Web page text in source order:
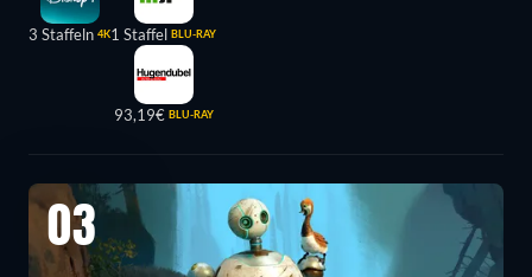
3 Staffeln 4K1 Staffel BLU-RAY
93,19€ BLU-RAY
03